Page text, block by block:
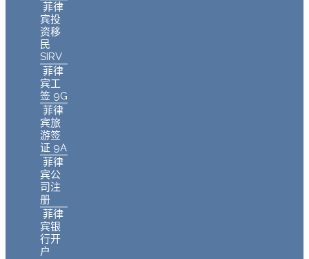
菲律
宾投
资移
民
SIRV
菲律
宾工
签 9G
菲律
宾旅
游签
证 9A
菲律
宾公
司注
册
菲律
宾银
行开
户